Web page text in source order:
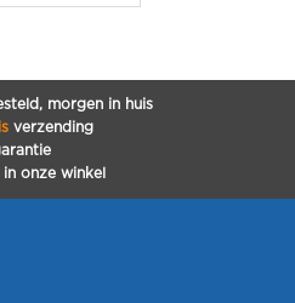
morgen in huis
verzending
onze winkel